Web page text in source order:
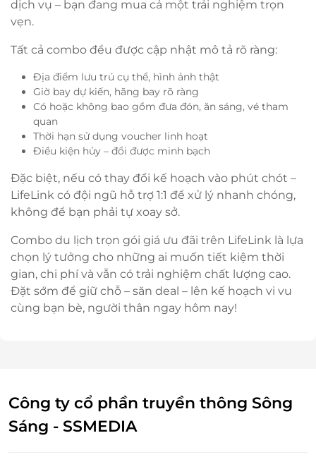
dịch vụ – bạn đang mua cả một trải nghiệm trọn
vẹn.
Tất cả combo đều được cập nhật mô tả rõ ràng:
Địa điểm lưu trú cụ thể, hình ảnh thật
Giờ bay dự kiến, hãng bay rõ ràng
Có hoặc không bao gồm đưa đón, ăn sáng, vé tham
quan
Thời hạn sử dụng voucher linh hoạt
Điều kiện hủy – đổi được minh bạch
Đặc biệt, nếu có thay đổi kế hoạch vào phút chót –
LifeLink có đội ngũ hỗ trợ 1:1 để xử lý nhanh chóng,
không để bạn phải tự xoay sở.
Combo du lịch trọn gói giá ưu đãi trên LifeLink là lựa
chọn lý tưởng cho những ai muốn tiết kiệm thời
gian, chi phí và vẫn có trải nghiệm chất lượng cao.
Đặt sớm để giữ chỗ – săn deal – lên kế hoạch vi vu
cùng bạn bè, người thân ngay hôm nay!
Công ty cổ phần truyền thông Sông
Sáng - SSMEDIA